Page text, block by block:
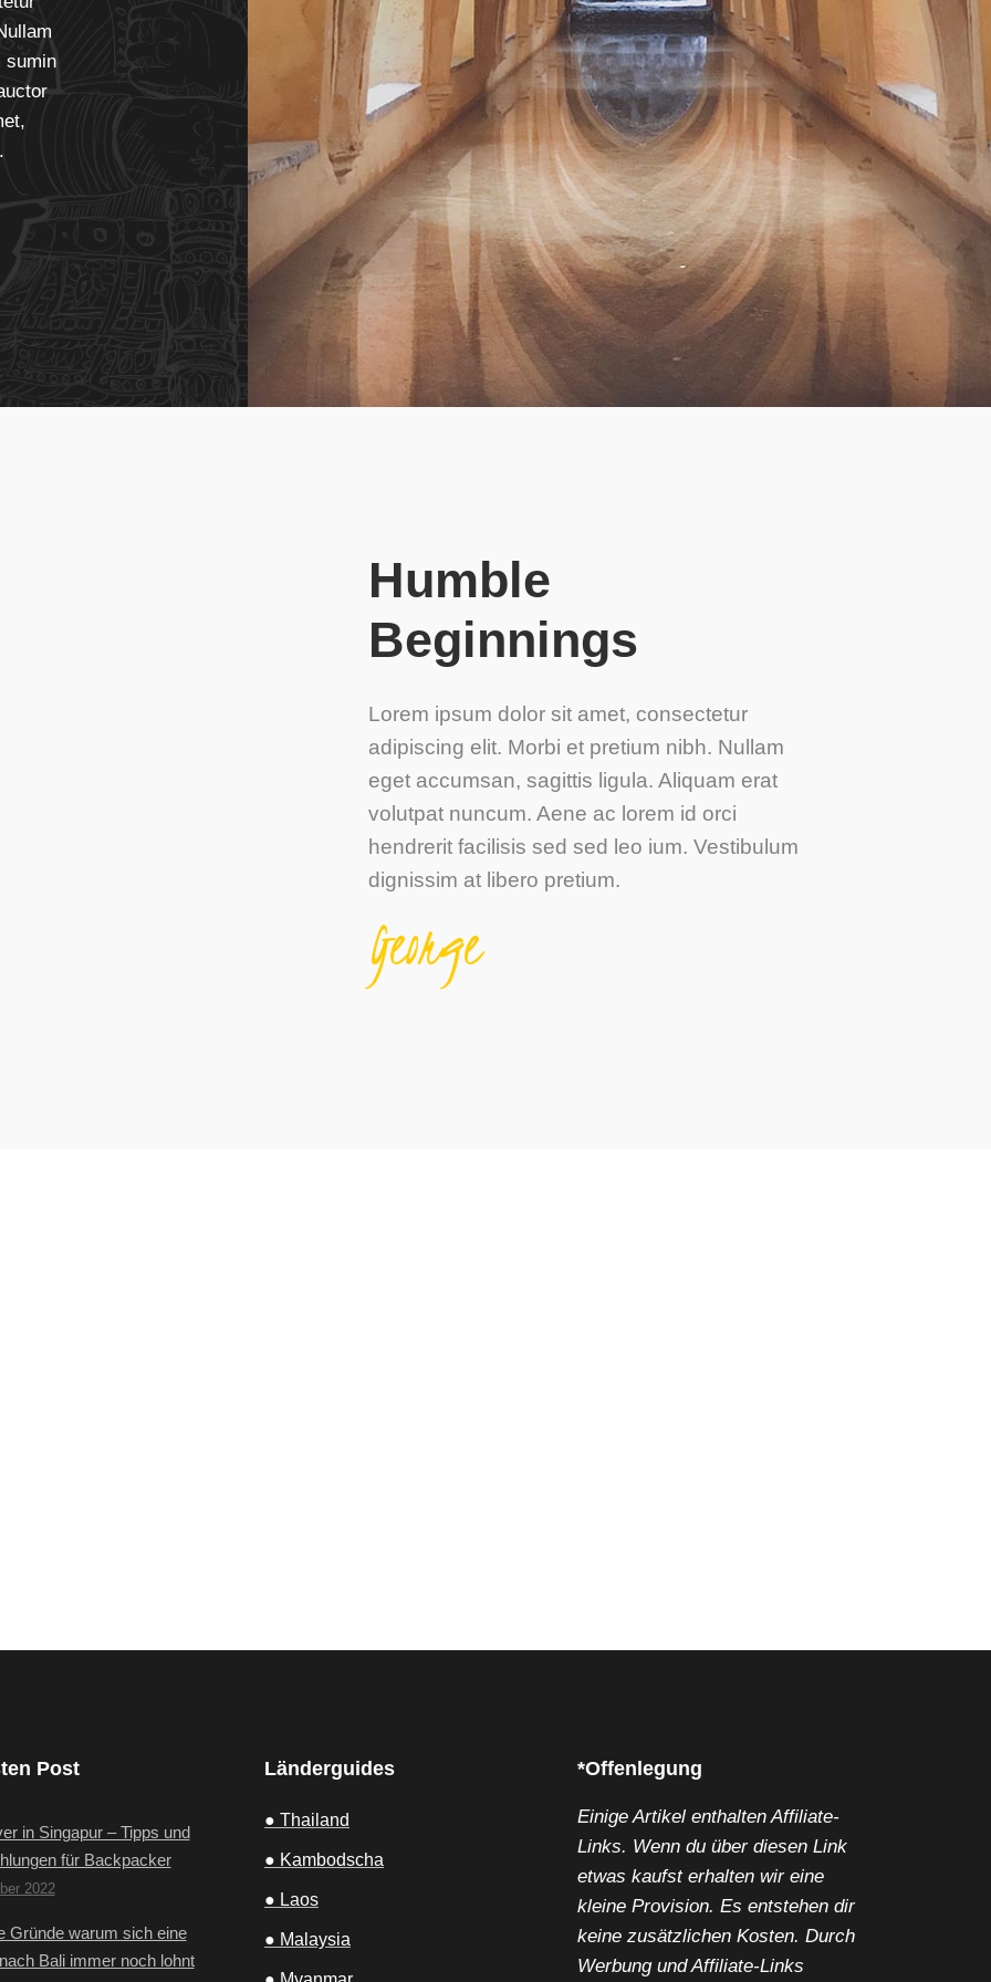
sumin
Humble
Beginnings
Lorem ipsum dolor sit amet, consectetur
adipiscing elit. Morbi et pretium nibh. Nullam
eget accumsan, sagittis ligula. Aliquam erat
volutpat nuncum. Aene ac lorem id orci
hendrerit facilisis sed sed leo ium. Vestibulum
dignissim at libero pretium.
George
Post
in Singapur – Tipps und
für Backpacker
2022
Gründe warum sich eine
Bali immer noch lohnt
Länderguides
● Thailand
● Kambodscha
● Laos
● Malaysia
*Offenlegung
Einige Artikel enthalten Affiliate-
Links. Wenn du über diesen Link
etwas kaufst erhalten wir eine
kleine Provision. Es entstehen dir
keine zusätzlichen Kosten. Durch
Werbung und Affiliate-Links